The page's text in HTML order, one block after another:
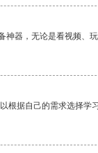
器，无论是看视频、
根据自己的需求选择学习